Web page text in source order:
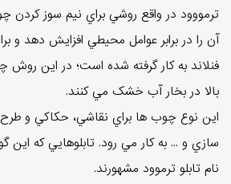
ترمووود در واقع روشي براي نيم سوز
آن را در برابر عوامل محيطي افزايش دهد و
فنلاند به کار گرفته شده است؛ در اين روش
بالا در بخار آب خشک مي کنند.
اين نوع چوب ها براي نقاشي، حکاکي و طرح
سازي و ... به کار مي رود. تابلوهايي که اين
نام تابلو ترموود مشهورند.